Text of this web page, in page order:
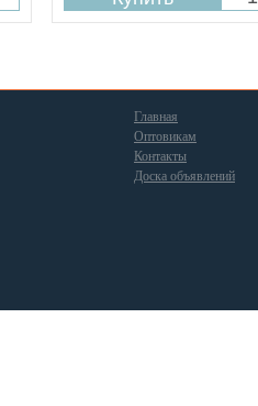
Главная
Оптовикам
Контакты
Доска объявлений